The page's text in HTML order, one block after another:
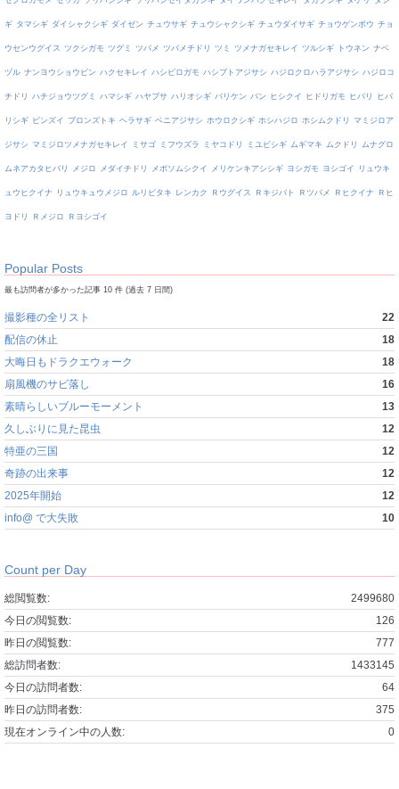
ギ タマシギ ダイシャクシギ ダイゼン チュウサギ チュウシャクシギ チュウダイサギ チョウゲンボウ チョ
ウセンウグイス ツクシガモ ツグミ ツバメ ツバメチドリ ツミ ツメナガセキレイ ツルシギ トウネン ナベ
ヅル ナンヨウショウビン ハクセキレイ ハシビロガモ ハシブトアジサシ ハジロクロハラアジサシ ハジロコ
チドリ ハチジョウツグミ ハマシギ ハヤブサ ハリオシギ バリケン バン ヒシクイ ヒドリガモ ヒバリ ヒバ
リシギ ビンズイ ブロンズトキ ヘラサギ ベニアジサシ ホウロクシギ ホシハジロ ホシムクドリ マミジロア
ジサシ マミジロツメナガセキレイ ミサゴ ミフウズラ ミヤコドリ ミユビシギ ムギマキ ムクドリ ムナグロ
ムネアカタヒバリ メジロ メダイチドリ メボソムシクイ メリケンキアシシギ ヨシガモ ヨシゴイ リュウキ
ュウヒクイナ リュウキュウメジロ ルリビタキ レンカク Ｒウグイス Ｒキジバト Ｒツバメ Ｒヒクイナ Ｒヒ
ヨドリ Ｒメジロ Ｒヨシゴイ
Popular Posts
最も訪問者が多かった記事 10 件 (過去 7 日間)
撮影種の全リスト
22
配信の休止
18
大晦日もドラクエウォーク
18
扇風機のサビ落し
16
素晴らしいブルーモーメント
13
久しぶりに見た昆虫
12
特亜の三国
12
奇跡の出来事
12
2025年開始
12
info@ で大失敗
10
Count per Day
2499680
総閲覧数:
126
今日の閲覧数:
777
昨日の閲覧数:
1433145
総訪問者数:
64
今日の訪問者数:
375
昨日の訪問者数:
0
現在オンライン中の人数: